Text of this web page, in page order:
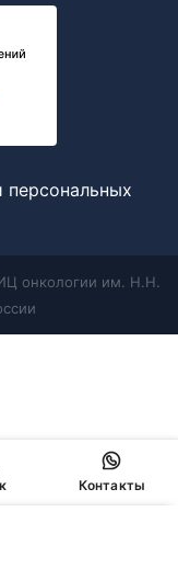
персональных
онкологии им. Н.Н.
Контакты